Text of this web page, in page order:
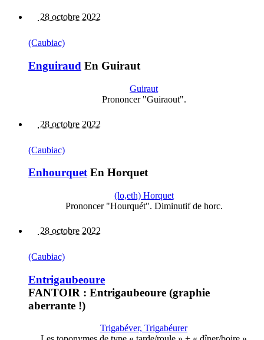
28 octobre 2022
(Caubiac)
Enguiraud En Guiraut
Guiraut
Prononcer "Guiraout".
28 octobre 2022
(Caubiac)
EnhourquetEn Horquet
(lo,eth) Horquet
Prononcer "Hourquét". Diminutif de horc.
28 octobre 2022
(Caubiac)
Entrigaubeoure
FANTOIR : Entrigaubeoure (graphie
aberrante !)
Trigabéver, Trigabéurer